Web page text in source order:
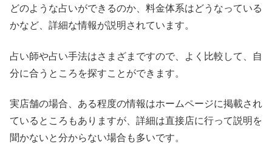
どのような占いができるのか、料金体系はどうなっている
かなど、詳細な情報が説明されています。
占い師や占い手法はさまざまですので、よく比較して、自
分に合うところを探すことができます。
実店舗の場合、ある程度の情報はホームページに掲載され
ているところもありますが、詳細は直接店に行って説明を
聞かないと分からない場合も多いです。